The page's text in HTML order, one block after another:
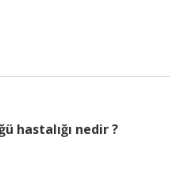
hastalığı nedir ?